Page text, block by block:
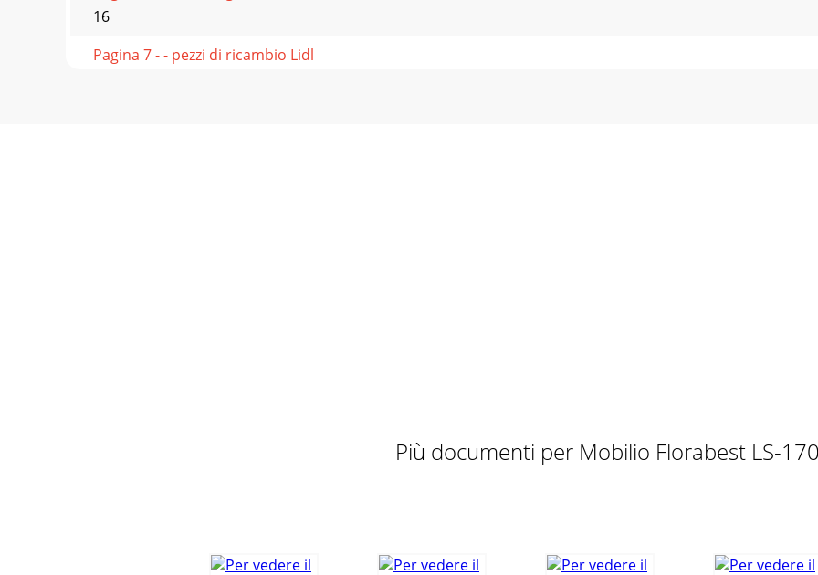
16
Pagina 7 - - pezzi di ricambio Lidl
11PTIAN: 106569 Assistência Portugal Tel.: 70778 0005 (0,12 EUR/Min.) E-Mail:deltasport@lidl.ptTambém
Più documenti per Mobilio Florabest LS-